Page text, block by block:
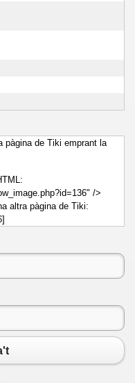
pàgina de Tiki emprant la
/>
altra pàgina de Tiki: